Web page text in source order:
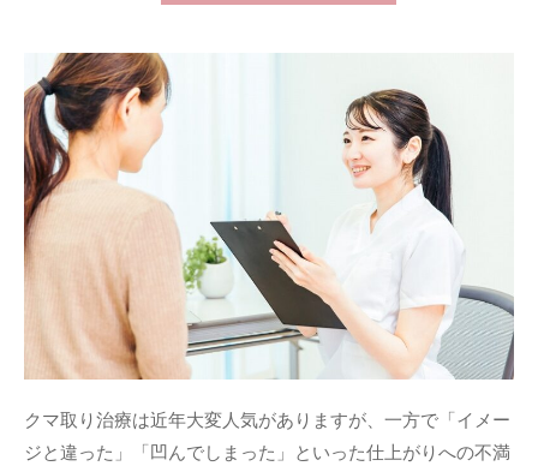
クマ取り治療は近年大変人気がありますが、一方で「イメー
ジと違った」「凹んでしまった」といった仕上がりへの不満